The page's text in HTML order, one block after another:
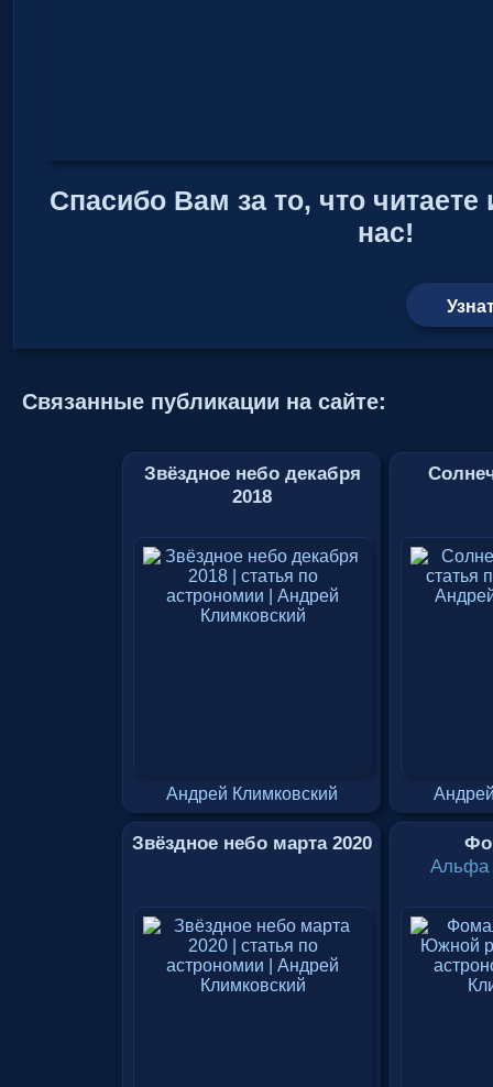
Спасибо Вам за то, что
нас!
Связанные публикации на сайте:
Звёздное небо декабря
2018
Андрей Климковский
Звёздное небо марта 2020